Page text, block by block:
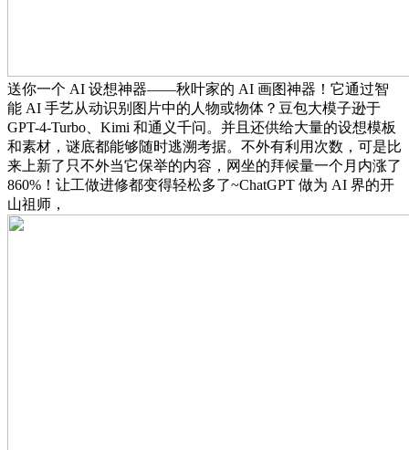
送你一个 AI 设想神器——秋叶家的 AI 画图神器！它通过智
能 AI 手艺从动识别图片中的人物或物体？豆包大模子逊于
GPT-4-Turbo、Kimi 和通义千问。并且还供给大量的设想模板
和素材，谜底都能够随时逃溯考据。不外有利用次数，可是比
来上新了只不外当它保举的内容，网坐的拜候量一个月内涨了
860%！让工做进修都变得轻松多了~ChatGPT 做为 AI 界的开
山祖师，